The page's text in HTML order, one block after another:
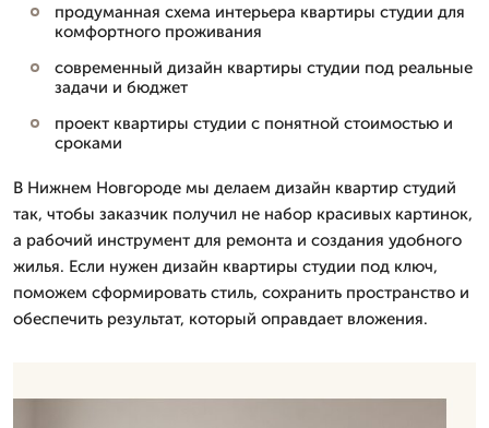
продуманная схема интерьера квартиры студии для
комфортного проживания
современный дизайн квартиры студии под реальные
задачи и бюджет
проект квартиры студии с понятной стоимостью и
сроками
В Нижнем Новгороде мы делаем дизайн квартир студий
так, чтобы заказчик получил не набор красивых картинок,
а рабочий инструмент для ремонта и создания удобного
жилья. Если нужен дизайн квартиры студии под ключ,
поможем сформировать стиль, сохранить пространство и
обеспечить результат, который оправдает вложения.